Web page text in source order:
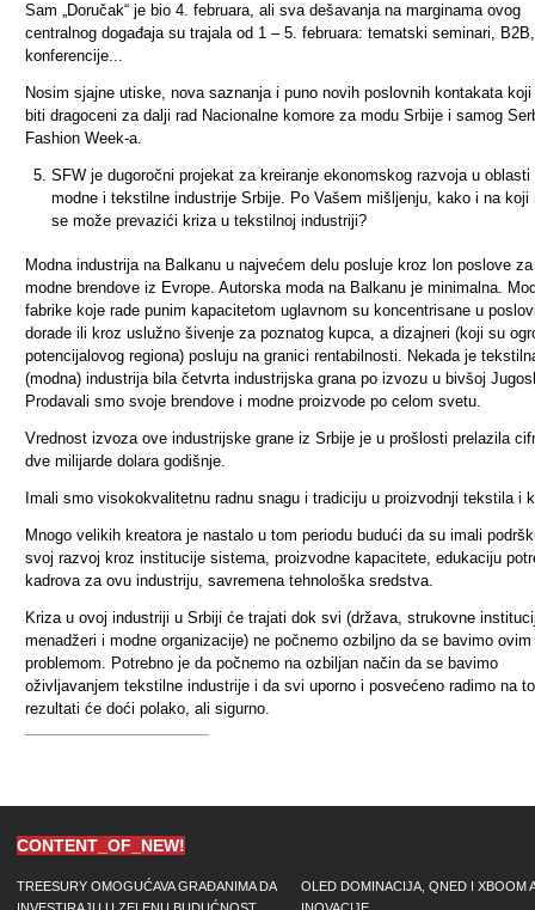
Sam „Doručak“ je bio 4. februara, ali sva dešavanja na marginama ovog
centralnog događaja su trajala od 1 – 5. februara: tematski seminari, B2B,
konferencije...
Nosim sjajne utiske, nova saznanja i puno novih poslovnih kontakata koji
biti dragoceni za dalji rad Nacionalne komore za modu Srbije i samog
Fashion Week-a.
SFW je dugoročni projekat za kreiranje ekonomskog razvoja u oblasti
modne i tekstilne industrije Srbije. Po Vašem mišljenju, kako i na koji
se može prevazići kriza u tekstilnoj industriji?
Modna industrija na Balkanu u najvećem delu posluje kroz lon poslove za
modne brendove iz Evrope. Autorska moda na Balkanu je minimalna.
fabrike koje rade punim kapacitetom uglavnom su koncentrisane u
dorade ili kroz uslužno šivenje za poznatog kupca, a dizajneri (koji su
potencijalovog regiona) posluju na granici rentabilnosti. Nekada je
(modna) industrija bila četvrta industrijska grana po izvozu u bivšoj
Prodavali smo svoje brendove i modne proizvode po celom svetu.
Vrednost izvoza ove industrijske grane iz Srbije je u prošlosti prelazila
dve milijarde dolara godišnje.
Imali smo visokokvalitetnu radnu snagu i tradiciju u proizvodnji tekstila i
Mnogo velikih kreatora je nastalo u tom periodu budući da su imali
svoj razvoj kroz institucije sistema, proizvodne kapacitete, edukaciju
kadrova za ovu industriju, savremena tehnološka sredstva.
Kriza u ovoj industriji u Srbiji će trajati dok svi (država, strukovne
menadžeri i modne organizacije) ne počnemo ozbiljno da se bavimo ovim
problemom. Potrebno je da počnemo na ozbiljan način da se bavimo
oživljavanjem tekstilne industrije i da svi uporno i posvećeno radimo na
rezultati će doći polako, ali sigurno.
CONTENT_OF_NEW!
TREESURY OMOGUĆAVA GRAĐANIMA DA
INVESTIRAJU U ZELENU BUDUĆNOST
OLED DOMINACIJA, QNED I XBOOM
INOVACIJE